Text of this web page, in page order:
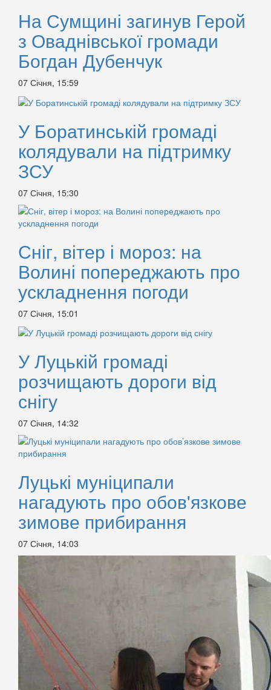
На Сумщині загинув Герой
з Оваднівської громади
Богдан Дубенчук
07 Січня, 15:59
У Боратинській громаді
колядували на підтримку
ЗСУ
07 Січня, 15:30
Сніг, вітер і мороз: на
Волині попереджають про
ускладнення погоди
07 Січня, 15:01
У Луцькій громаді
розчищають дороги від
снігу
07 Січня, 14:32
Луцькі муніципали
нагадують про обов'язкове
зимове прибирання
07 Січня, 14:03